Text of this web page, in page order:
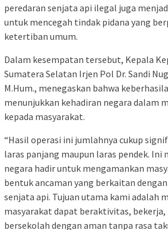
peredaran senjata api ilegal juga
untuk mencegah tindak pidana yang
ketertiban umum.
Dalam kesempatan tersebut, Kepala
Sumatera Selatan Irjen Pol Dr. Sandi
M.Hum., menegaskan bahwa
menunjukkan kehadiran negara dalam
kepada masyarakat.
“Hasil operasi ini jumlahnya cukup
laras panjang maupun laras pendek. Ini
negara hadir untuk mengamankan
bentuk ancaman yang berkaitan
senjata api. Tujuan utama kami adalah
masyarakat dapat beraktivitas, bekerja,
bersekolah dengan aman tanpa rasa